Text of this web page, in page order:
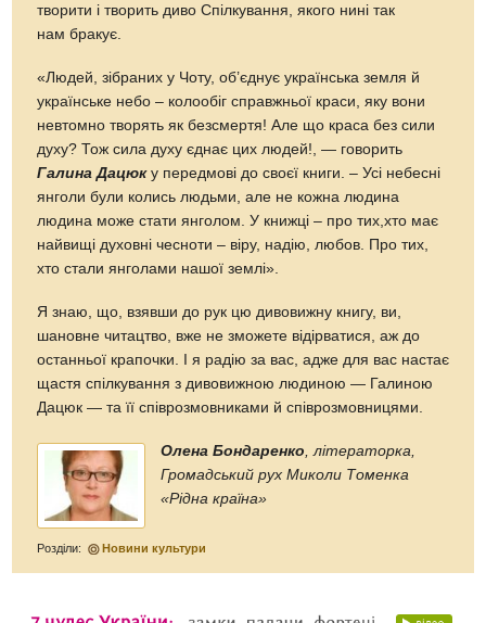
творити і творить диво Спілкування, якого нині так
нам бракує.
«Людей, зібраних у Чоту, об’єднує українська земля й
українське небо – колообіг справжньої краси, яку вони
невтомно творять як безсмертя! Але що краса без сили
духу? Тож сила духу єднає цих людей!, — говорить
Галина Дацюку передмові до своєї книги. – Усі небесні
янголи були колись людьми, але не кожна людина
людина може стати янголом. У книжці – про тих,хто має
найвищі духовні чесноти – віру, надію, любов. Про тих,
хто стали янголами нашої землі».
Я знаю, що, взявши до рук цю дивовижну книгу, ви,
шановне читацтво, вже не зможете відірватися, аж до
останньої крапочки. І я радію за вас, адже для вас настає
щастя спілкування з дивовижною людиною — Галиною
Дацюк — та її співрозмовниками й співрозмовницями.
Олена Бондаренко, літераторка,
Громадський рух Миколи Томенка
«Рідна країна»
Розділи: Новини культури